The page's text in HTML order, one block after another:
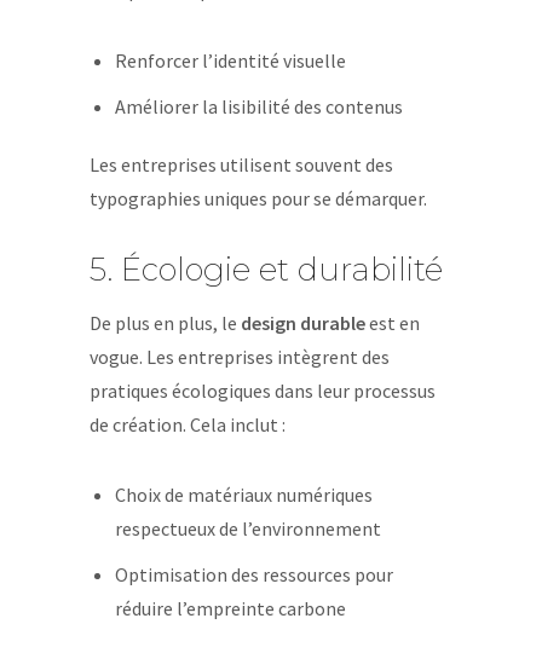
Renforcer l’identité visuelle
Améliorer la lisibilité des contenus
Les entreprises utilisent souvent des
typographies uniques pour se démarquer.
5. Écologie et durabilité
De plus en plus, le design durableest en
vogue. Les entreprises intègrent des
pratiques écologiques dans leur processus
de création. Cela inclut :
Choix de matériaux numériques
respectueux de l’environnement
Optimisation des ressources pour
réduire l’empreinte carbone